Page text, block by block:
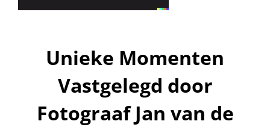
Unieke Momenten
Vastgelegd door
Fotograaf Jan van de